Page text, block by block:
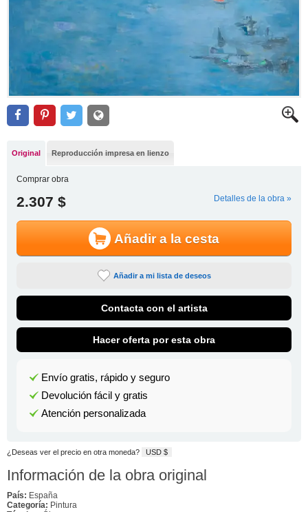
Original Reproducción impresa en lienzo
Comprar obra
2.307 $ Detalles de la obra »
Añadir a la cesta
Añadir a mi lista de deseos
Contacta con el artista
Hacer oferta por esta obra
Envío gratis, rápido y seguro
Devolución fácil y gratis
Atención personalizada
¿Deseas ver el precio en otra moneda? USD $
Información de la obra original
País: España
Categoría: Pintura